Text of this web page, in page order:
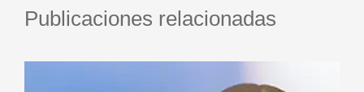
Publicaciones relacionadas